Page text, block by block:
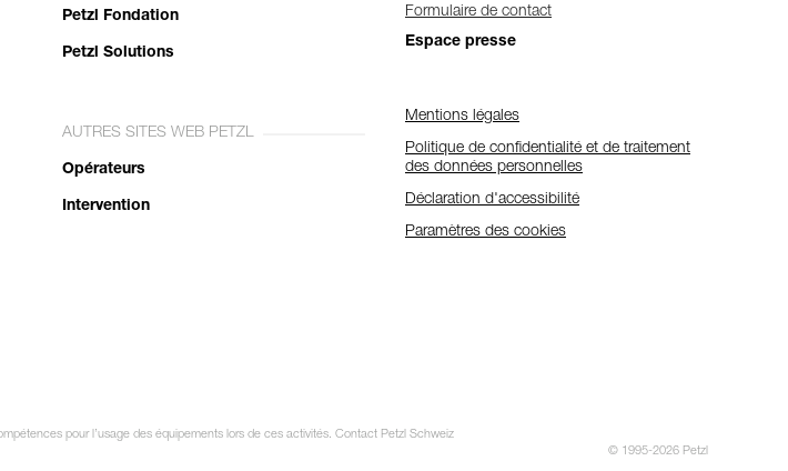
Petzl Fondation
Petzl Solutions
AUTRES SITES WEB PETZL
Opérateurs
Intervention
Formulaire de contact
Espace presse
Mentions légales
Politique de confidentialité et de traitement
des données personnelles
Déclaration d'accessibilité
Paramètres des cookies
pour l’usage des équipements lors de ces activités. Contact Petzl Schweiz
© 1995-2026 Petzl